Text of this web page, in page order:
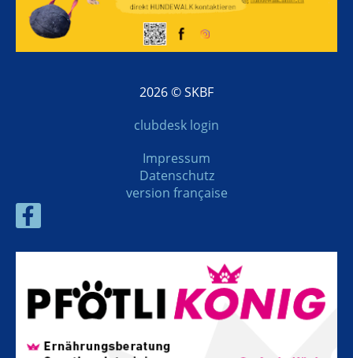
2026 © SKBF
clubdesk login
Impressum
Datenschutz
version française